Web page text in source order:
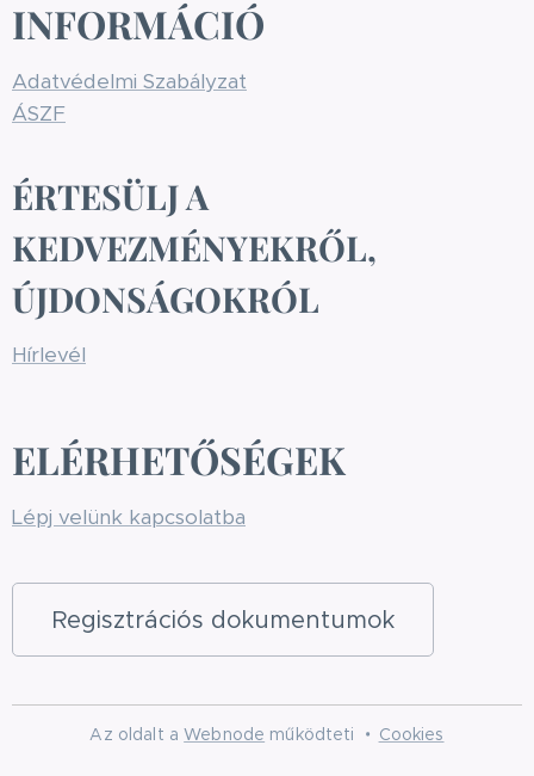
INFORMÁCIÓ
Adatvédelmi Szabályzat
ÁSZF
ÉRTESÜLJ A
KEDVEZMÉNYEKRŐL,
ÚJDONSÁGOKRÓL
Hírlevél
ELÉRHETŐSÉGEK
Lépj velünk kapcsolatba
Regisztrációs dokumentumok
Az oldalt aWebnode működteti Cookies